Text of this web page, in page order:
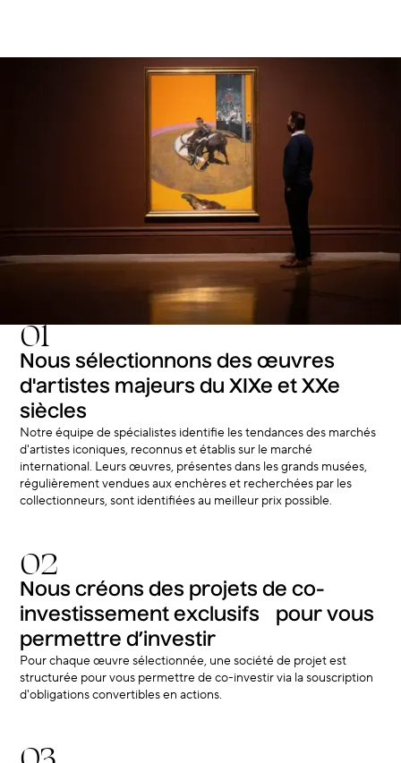
01
Nous sélectionnons des œuvres
d'artistes majeurs du XIXe et XXe
siècles
Notre équipe de spécialistes identifie les tendances des marchés
d'artistes iconiques, reconnus et établis sur le marché
international. Leurs œuvres, présentes dans les grands musées,
régulièrement vendues aux enchères et recherchées par les
collectionneurs, sont identifiées au meilleur prix possible.
02
Nous créons des projets de co-
investissement exclusifs pour vous
permettre d’investir
Pour chaque œuvre sélectionnée, une société de projet est
structurée pour vous permettre de co-investir via la souscription
d'obligations convertibles en actions.